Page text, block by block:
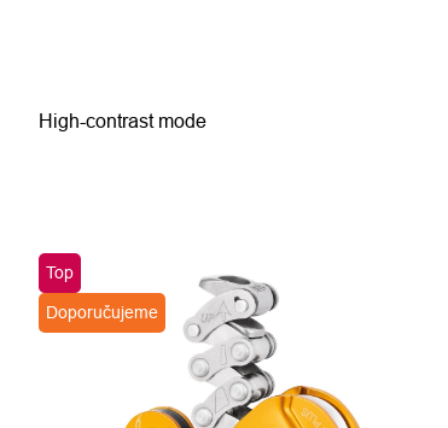
High-contrast mode
Top
Doporučujeme